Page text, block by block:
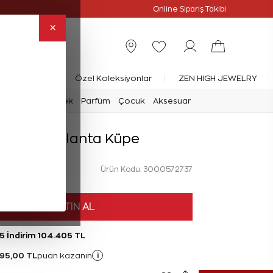
×
Online Sipariş Takibi
Yüzük Özel Koleksiyonlar ZEN HIGH JEWELRY
Erkek Parfüm Çocuk Aksesuar
Karat Pırlanta Küpe
Ürün Kodu: 3000572737
HEMEN SATIN AL
İndirim 104.405 TL
TL puan kazanın i